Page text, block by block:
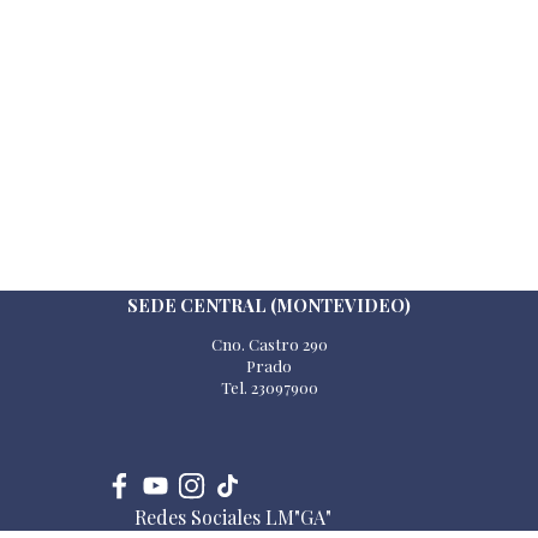
SEDE CENTRAL (MONTEVIDEO)
Cno. Castro 290
Prado
Tel. 23097900
Redes Sociales LM"GA"